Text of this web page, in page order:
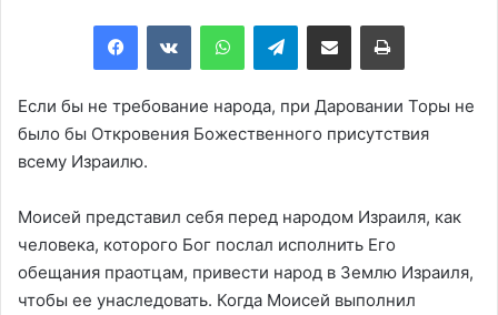
FacebookVKontakteWhatsAppTelegramShare via Email Print
Если бы не требование народа, при Даровании Торы не
было бы Откровения Божественного присутствия
всему Израилю.
Моисей представил себя перед народом Израиля, как
человека, которого Бог послал исполнить Его
обещания праотцам, привести народ в Землю Израиля,
чтобы ее унаследовать. Когда Моисей выполнил